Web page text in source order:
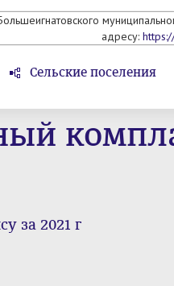
адресу:
Сельские поселения
за 2021 г